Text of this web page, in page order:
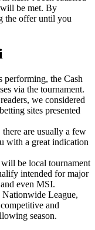
be met. By
the offer until you
the Cash
via the tournament.
we considered
sites presented
are usually a few
with a great indication
be local tournament
intended for major
even MSI.
Nationwide League,
and
season.